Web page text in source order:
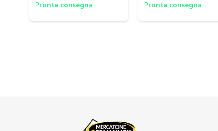
Pronta consegna
Pronta consegna